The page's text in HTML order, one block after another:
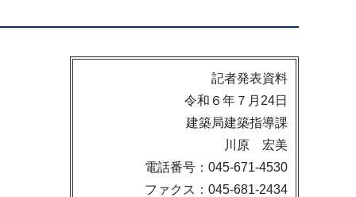
記者発表資料
令和６年７月24日
建築局建築指導課
川原 宏美
電話番号：045-671-4530
ファクス：045-681-2434